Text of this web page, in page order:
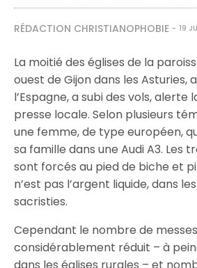
RÉDACTION CHRISTIANOPHOBIE 19
La moitié des églises de la
ouest de Gijon dans les Asturies,
l’Espagne, a subi des vols, alerte
presse locale. Selon plusieurs
une femme, de type européen,
sa famille dans une Audi A3. Les
sont forcés au pied de biche et
n’est pas l’argent liquide, dans
sacristies.
Cependant le nombre de
considérablement réduit – à